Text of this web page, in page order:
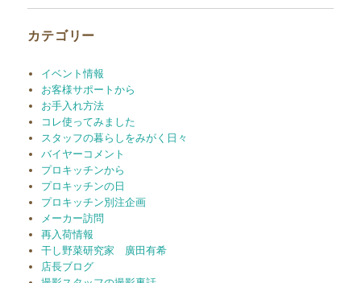
カテゴリー
イベント情報
お客様サポートから
お手入れ方法
コレ使ってみました
スタッフの暮らしをみがく日々
バイヤーコメント
プロキッチンから
プロキッチンの日
プロキッチン別注企画
メーカー訪問
再入荷情報
干し野菜研究家 廣田有希
店長ブログ